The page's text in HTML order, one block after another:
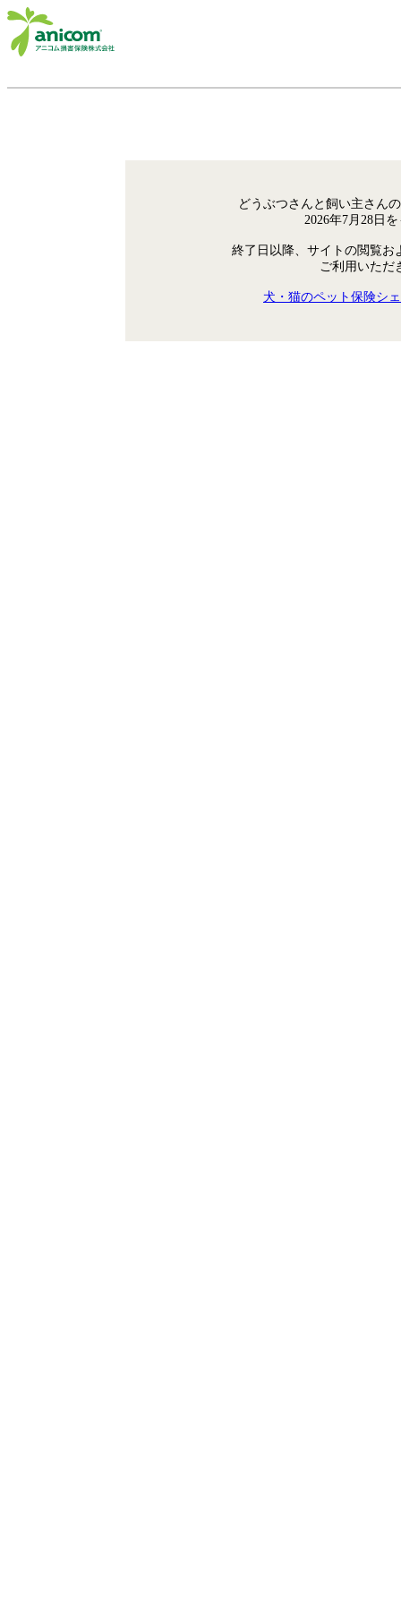
どうぶつさんと飼い主さん
2026年7月28日
終了日以降、サイトの閲覧お
ご利用いただ
犬・猫のペット保険シ